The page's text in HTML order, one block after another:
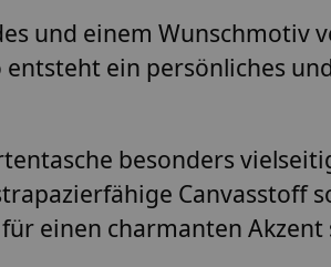
und einem Wunschmotiv
ein persönliches
besonders
einen charmanten Akzent